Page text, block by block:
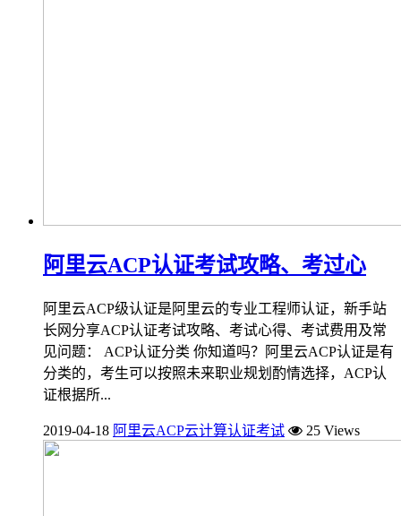
阿里云ACP认证考试攻略、考过心
阿里云ACP级认证是阿里云的专业工程师认证，新手站
长网分享ACP认证考试攻略、考试心得、考试费用及常
见问题： ACP认证分类 你知道吗？阿里云ACP认证是有
分类的，考生可以按照未来职业规划酌情选择，ACP认
证根据所...
2019-04-18 阿里云ACP云计算认证考试 25 Views